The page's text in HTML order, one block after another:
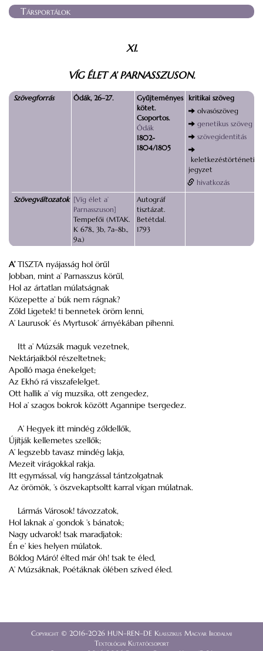
Társportálok
XI.
VÍG ÉLET A’ PARNASSZUSON.
Szövegforrás Ódák, 26–27.
Gyűjteményes
kötet.
Csoportos.
Ódák
1802-
1804/1805
kritikai szöveg
olvasószöveg
genetikus szöveg
szövegidentitás
keletkezéstörténeti
jegyzet
hivatkozás
Szövegváltozatok [Víg élet a’
Parnasszuson]
Tempefői (MTAK.
K 678., 3b, 7a–8b.,
9a.)
Autográf
tisztázat.
Betétdal.
1793
A’TISZTA nyájasság hol örűl
Jobban, mint a’ Parnasszus körűl,
Hol az ártatlan múlatságnak
Közepette a’ búk nem rágnak?
Zőld Ligetek! ti bennetek öröm lenni,
A’ Laurusok’ és Myrtusok’ árnyékában pihenni.
Itt a’ Múzsák maguk vezetnek,
Nektárjaikból részeltetnek;
Apolló maga énekelget;
Az Ekhó rá visszafelelget.
Ott hallik a’ víg muzsika, ott zengedez,
Hol a’ szagos bokrok között Agannipe tsergedez.
A’ Hegyek itt mindég zőldellők,
Újítják kellemetes szellők;
A’ legszebb tavasz mindég lakja,
Mezeit virágokkal rakja.
Itt egymással, víg hangzással tántzolgatnak
Az örömök, ’s öszvekaptsoltt karral vígan múlatnak.
Lármás Városok! távozzatok,
Hol laknak a’ gondok ’s bánatok;
Nagy udvarok! tsak maradjatok:
Én e’ kies helyen múlatok.
Bóldog Máró! élted már óh! tsak te éled,
A’ Múzsáknak, Poétáknak ölében szíved éled.
Copyright © 2016-2026 HUN–REN–DE Klasszikus Magyar Irodalmi
Textológiai Kutatócsoport